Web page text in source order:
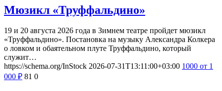
Мюзикл «Труффальдино»
19 и 20 августа 2026 года в Зимнем театре пройдет мюзикл
«Труффальдино». Постановка на музыку Александра Колкера
о ловком и обаятельном плуте Труффальдино, который
служит…
https://schema.org/InStock 2026-07-31T13:11:00+03:00 1000 от 1
000 ₽ 81 0